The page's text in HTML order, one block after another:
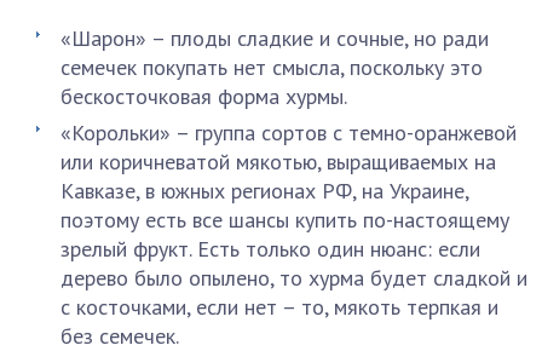
«Шарон» – плоды сладкие и сочные, но ради
семечек покупать нет смысла, поскольку это
бескосточковая форма хурмы.
«Корольки» – группа сортов с темно-оранжевой
или коричневатой мякотью, выращиваемых на
Кавказе, в южных регионах РФ, на Украине,
поэтому есть все шансы купить по-настоящему
зрелый фрукт. Есть только один нюанс: если
дерево было опылено, то хурма будет сладкой и
с косточками, если нет – то, мякоть терпкая и
без семечек.